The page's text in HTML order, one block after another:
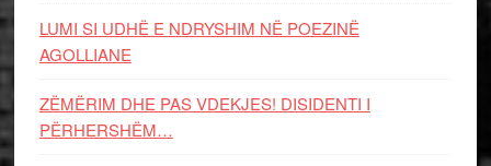
LUMI SI UDHË E NDRYSHIM NË POEZINË
AGOLLIANE
ZËMËRIM DHE PAS VDEKJES! DISIDENTI I
PËRHERSHËM…